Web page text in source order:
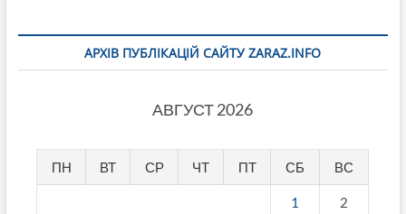
АРХІВ ПУБЛІКАЦІЙ САЙТУ ZARAZ.INFO
АВГУСТ 2026
ПН ВТ СР ЧТ ПТ СБ ВС
1 2